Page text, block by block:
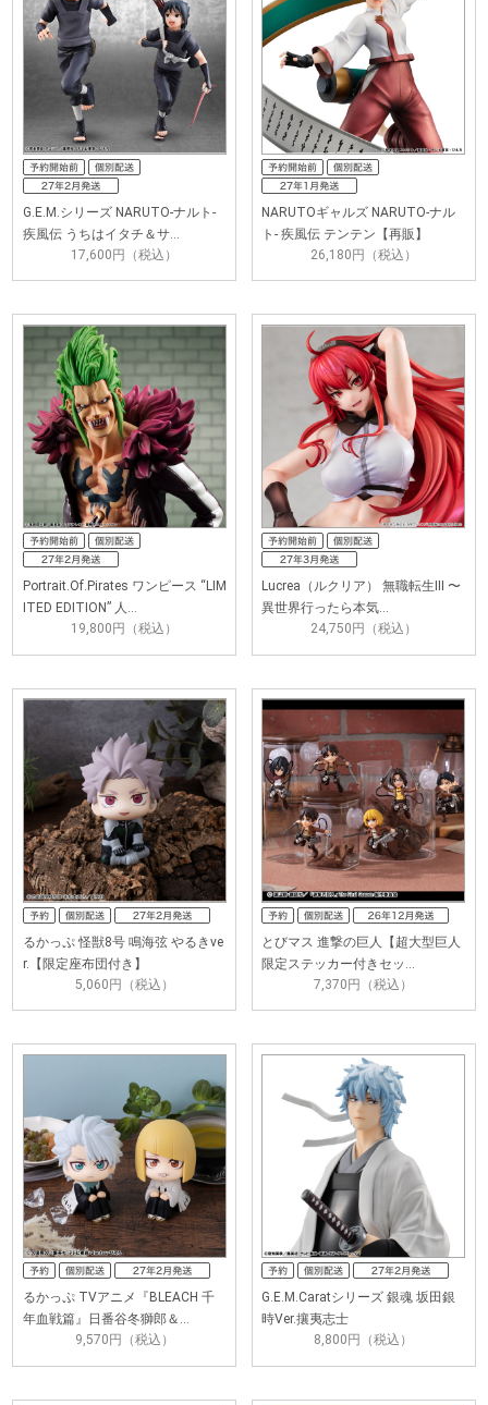
G.E.M.シリーズ NARUTO-ナルト-
疾風伝 うちはイタチ＆サ…
17,600円（税込）
NARUTOギャルズ NARUTO-ナル
ト- 疾風伝 テンテン【再販】
26,180円（税込）
Portrait.Of.Pirates ワンピース “LIM
ITED EDITION” 人…
19,800円（税込）
Lucrea（ルクリア） 無職転生III 〜
異世界行ったら本気…
24,750円（税込）
るかっぷ 怪獣8号 鳴海弦 やるきve
r.【限定座布団付き】
5,060円（税込）
とびマス 進撃の巨人【超大型巨人
限定ステッカー付きセッ…
7,370円（税込）
るかっぷ TVアニメ『BLEACH 千
年血戦篇』日番谷冬獅郎＆…
9,570円（税込）
G.E.M.Caratシリーズ 銀魂 坂田銀
時Ver.攘夷志士
8,800円（税込）